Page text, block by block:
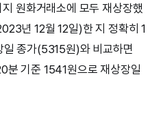
원화거래소에 모두 재상장했
년 12월 12일)한 지 정확히 1
일 종가(5315원)와 비교하면
분 기준 1541원으로 재상장일